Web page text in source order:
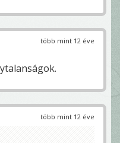
több mint 12 éve
több mint 12 éve